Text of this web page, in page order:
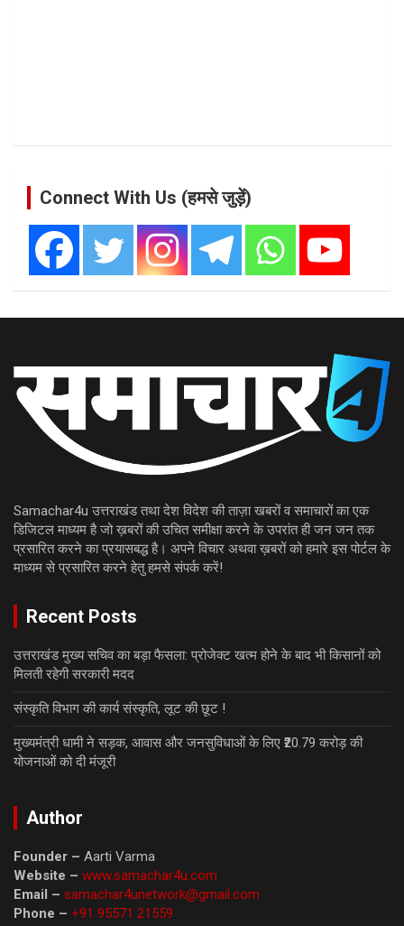
Connect With Us (हमसे जुड़ें)
Samachar4u उत्तराखंड तथा देश विदेश की ताज़ा खबरों व समाचारों का एक
डिजिटल माध्यम है जो ख़बरों की उचित समीक्षा करने के उपरांत ही जन जन तक
प्रसारित करने का प्रयासबद्ध है। अपने विचार अथवा ख़बरों को हमारे इस पोर्टल के
माध्यम से प्रसारित करने हेतु हमसे संपर्क करें!
Recent Posts
उत्तराखंड मुख्य सचिव का बड़ा फैसला: प्रोजेक्ट खत्म होने के बाद भी किसानों को
मिलती रहेगी सरकारी मदद
संस्कृति विभाग की कार्य संस्कृति, लूट की छूट !
मुख्यमंत्री धामी ने सड़क, आवास और जनसुविधाओं के लिए ₹20.79 करोड़ की
योजनाओं को दी मंजूरी
Author
Founder – Aarti Varma
Website – www.samachar4u.com
Email – samachar4unetwork@gmail.com
Phone – +91 95571 21559